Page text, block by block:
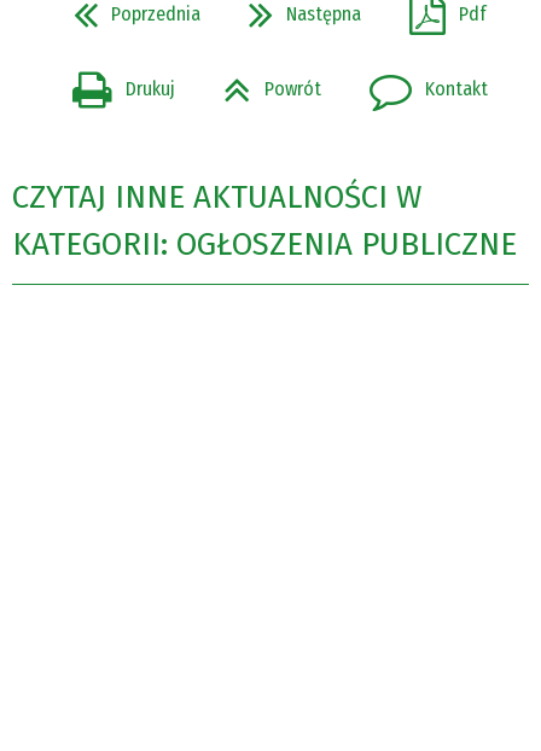
Poprzednia Następna Pdf
Drukuj Powrót Kontakt
CZYTAJ INNE AKTUALNOŚCI W
KATEGORII: OGŁOSZENIA PUBLICZNE